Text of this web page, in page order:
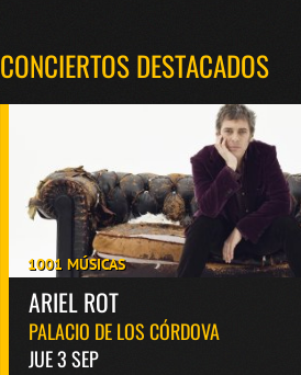
CONCIERTOS DESTACADOS
1001 MÚSICAS
ARIEL ROT
PALACIO DE LOS CÓRDOVA
JUE 3 SEP